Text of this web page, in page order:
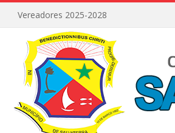
Vereadores 2025-2028